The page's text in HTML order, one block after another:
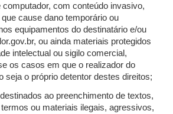
com conteúdo invasivo,
cause dano temporário ou
equipamentos do destinatário e/ou
ou ainda materiais protegidos
intelectual ou sigilo comercial,
os casos em que o realizador do
seja o próprio detentor destes direitos;
ao preenchimento de textos,
ou materiais ilegais, agressivos,